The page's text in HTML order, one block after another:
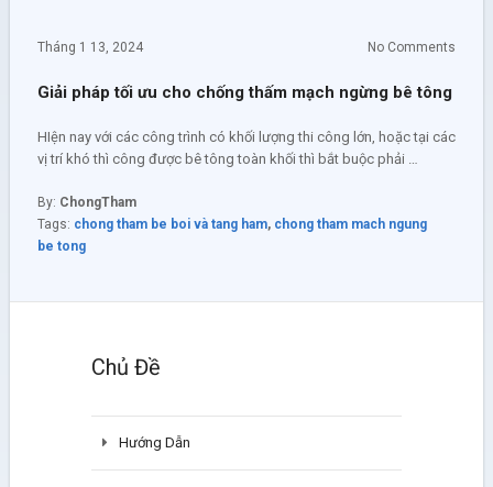
Tháng 1 13, 2024 No Comments
Giải pháp tối ưu cho chống thấm mạch ngừng bê tông
HIện nay với các công trình có khối lượng thi công lớn, hoặc tại các
vị trí khó thì công được bê tông toàn khối thì bắt buộc phải …
By: ChongTham
Tags: chong tham be boi và tang ham, chong tham mach ngung
be tong
Chủ Đề
Hướng Dẫn